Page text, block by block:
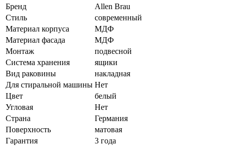
Бренд
Allen Brau
Стиль
современный
Материал корпуса
МДФ
Материал фасада
МДФ
Монтаж
подвесной
Система хранения
ящики
Вид раковины
накладная
Для стиральной машины Нет
Цвет
белый
Угловая
Нет
Страна
Германия
Поверхность
матовая
Гарантия
3 года